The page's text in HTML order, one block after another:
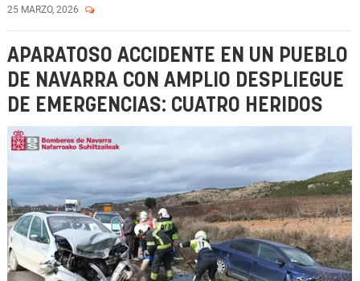
25 MARZO, 2026
APARATOSO ACCIDENTE EN UN PUEBLO
DE NAVARRA CON AMPLIO DESPLIEGUE
DE EMERGENCIAS: CUATRO HERIDOS